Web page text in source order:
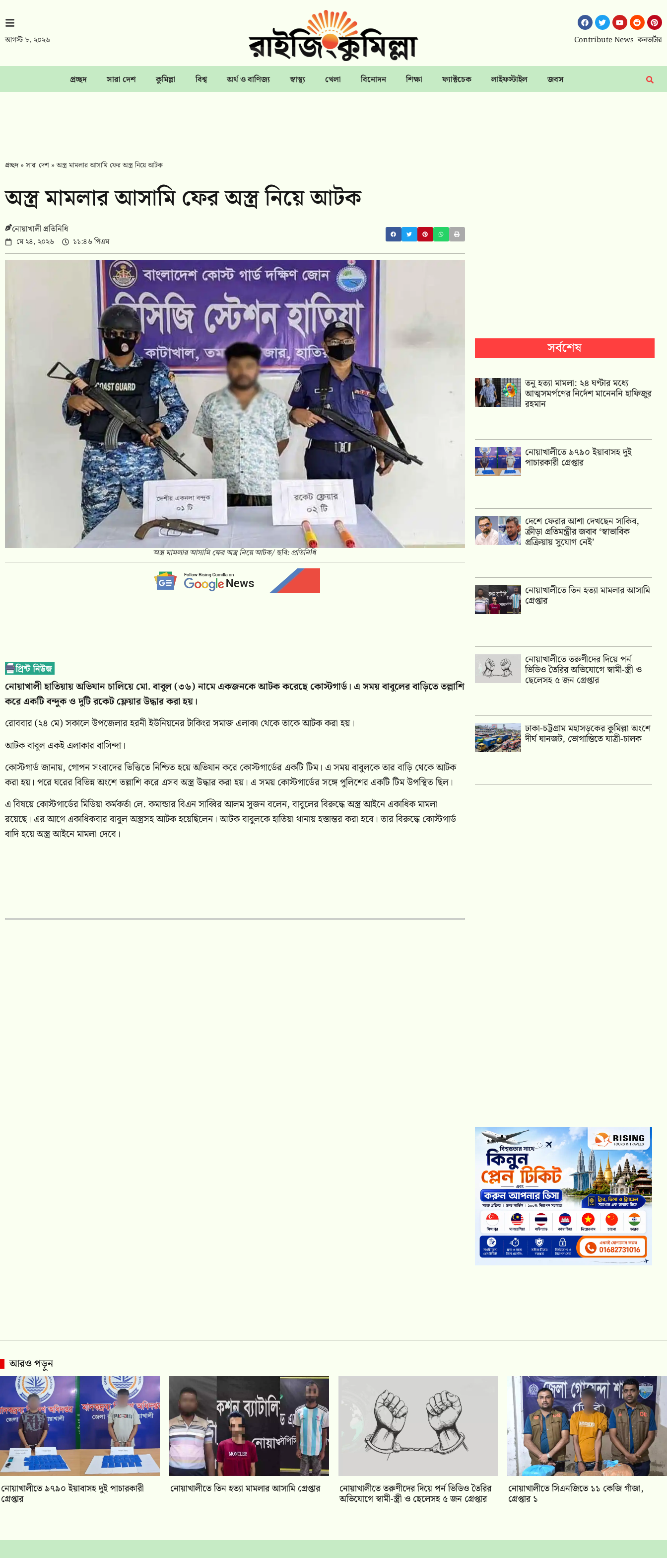
আগস্ট ৮, ২০২৬ Contribute News কনভার্টার
প্রচ্ছদ সারা দেশ কুমিল্লা বিশ্ব অর্থ ও বাণিজ্য স্বাস্থ্য খেলা বিনোদন শিক্ষা ফ্যাক্টচেক লাইফস্টাইল জবস
প্রচ্ছদ»সারা দেশ »অস্ত্র মামলার আসামি ফের অস্ত্র নিয়ে আটক
অস্ত্র মামলার আসামি ফের অস্ত্র নিয়ে আটক
নোয়াখালী প্রতিনিধি
মে ২৪, ২০২৬ ১১:৪৬ পিএম
অস্ত্র মামলার আসামি ফের অস্ত্র নিয়ে আটক/ ছবি: প্রতিনিধি
নোয়াখালী হাতিয়ায় অভিযান চালিয়ে মো. বাবুল (৩৬) নামে একজনকে আটক করেছে কোস্টগার্ড। এ সময় বাবুলের বাড়িতে তল্লাশি
করে একটি বন্দুক ও দুটি রকেট ফ্লেয়ার উদ্ধার করা হয়।
রোববার (২৪ মে) সকালে উপজেলার হরনী ইউনিয়নের টাকিংর সমাজ এলাকা থেকে তাকে আটক করা হয়।
আটক বাবুল একই এলাকার বাসিন্দা।
কোস্টগার্ড জানায়, গোপন সংবাদের ভিত্তিতে নিশ্চিত হয়ে অভিযান করে কোস্টগার্ডের একটি টিম। এ সময় বাবুলকে তার বাড়ি থেকে আটক
করা হয়। পরে ঘরের বিভিন্ন অংশে তল্লাশি করে এসব অস্ত্র উদ্ধার করা হয়। এ সময় কোস্টগার্ডের সঙ্গে পুলিশের একটি টিম উপস্থিত ছিল।
এ বিষয়ে কোস্টগার্ডের মিডিয়া কর্মকর্তা লে. কমান্ডার বিএন সাব্বির আলম সুজন বলেন, বাবুলের বিরুদ্ধে অস্ত্র আইনে একাধিক মামলা
রয়েছে। এর আগে একাধিকবার বাবুল অস্ত্রসহ আটক হয়েছিলেন। আটক বাবুলকে হাতিয়া থানায় হস্তান্তর করা হবে। তার বিরুদ্ধে কোস্টগার্ড
বাদি হয়ে অস্ত্র আইনে মামলা দেবে।
সর্বশেষ
তনু হত্যা মামলা: ২৪ ঘণ্টার মধ্যে
আত্মসমর্পণের নির্দেশ মানেননি হাফিজুর
রহমান
নোয়াখালীতে ৯৭৯০ ইয়াবাসহ দুই
পাচারকারী গ্রেপ্তার
দেশে ফেরার আশা দেখছেন সাকিব,
ক্রীড়া প্রতিমন্ত্রীর জবাব ‘স্বাভাবিক
প্রক্রিয়ায় সুযোগ নেই’
নোয়াখালীতে তিন হত্যা মামলার আসামি
গ্রেপ্তার
নোয়াখালীতে তরুণীদের দিয়ে পর্ন
ভিডিও তৈরির অভিযোগে স্বামী-স্ত্রী ও
ছেলেসহ ৫ জন গ্রেপ্তার
ঢাকা-চট্টগ্রাম মহাসড়কের কুমিল্লা অংশে
দীর্ঘ যানজট, ভোগান্তিতে যাত্রী-চালক
আরও পড়ুন
নোয়াখালীতে ৯৭৯০ ইয়াবাসহ দুই পাচারকারী
গ্রেপ্তার
নোয়াখালীতে তিন হত্যা মামলার আসামি গ্রেপ্তার নোয়াখালীতে তরুণীদের দিয়ে পর্ন ভিডিও তৈরির
অভিযোগে স্বামী-স্ত্রী ও ছেলেসহ ৫ জন গ্রেপ্তার
নোয়াখালীতে সিএনজিতে ১১ কেজি গাঁজা,
গ্রেপ্তার ১